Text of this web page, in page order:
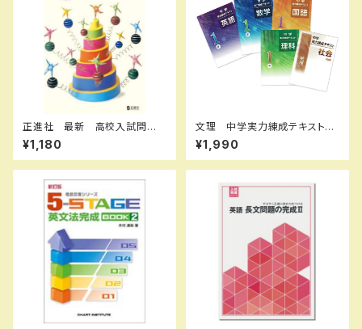
正進社 最新 高校入試問題
集 理科 2027年春受験用
新品完全セット ISBN： ISBN
-10： SKU：004000590
¥1,180
文理 中学実力練成テキスト
国・数・理・社・英 2026年度
版 新品完全セット
¥1,990